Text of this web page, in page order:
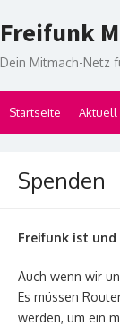
to
Freifunk
Dein Mitmach-Netz
Startseite Aktuell
Spenden
Freifunk ist
Auch wenn wir
Es müssen
werden, um ein